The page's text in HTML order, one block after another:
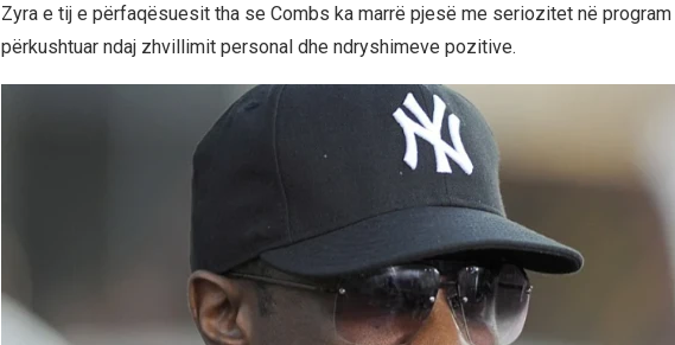
Zyra e tij e përfaqësuesit tha se Combs ka marrë pjesë me seriozitet në
përkushtuar ndaj zhvillimit personal dhe ndryshimeve pozitive.